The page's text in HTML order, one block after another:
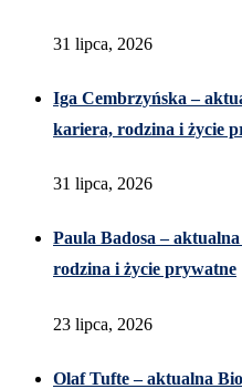
31 lipca, 2026
Iga Cembrzyńska –
kariera, rodzina i życie
31 lipca, 2026
Paula Badosa –
rodzina i życie prywatne
23 lipca, 2026
Olaf Tufte – aktualna